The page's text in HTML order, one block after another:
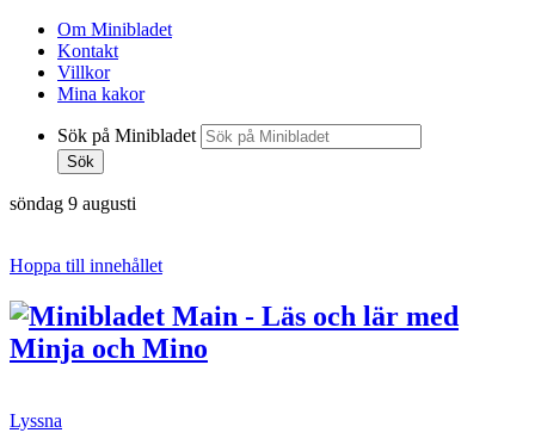
Om Minibladet
Kontakt
Villkor
Mina kakor
Sök på Minibladet
Sök
söndag 9 augusti
Hoppa till innehållet
Lyssna